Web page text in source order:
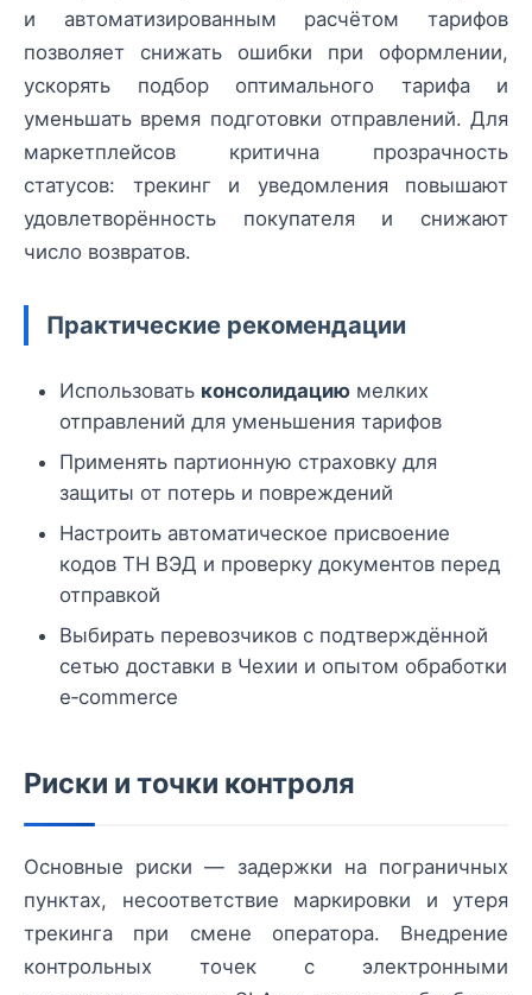
и автоматизированным расчётом тарифов
позволяет снижать ошибки при оформлении,
ускорять подбор оптимального тарифа и
уменьшать время подготовки отправлений. Для
маркетплейсов критична прозрачность
статусов: трекинг и уведомления повышают
удовлетворённость покупателя и снижают
число возвратов.
Практические рекомендации
Использовать консолидацию мелких
отправлений для уменьшения тарифов
Применять партионную страховку для
защиты от потерь и повреждений
Настроить автоматическое присвоение
кодов ТН ВЭД и проверку документов перед
отправкой
Выбирать перевозчиков с подтверждённой
сетью доставки в Чехии и опытом обработки
e‑commerce
Риски и точки контроля
Основные риски — задержки на пограничных
пунктах, несоответствие маркировки и утеря
трекинга при смене оператора. Внедрение
контрольных точек с электронными